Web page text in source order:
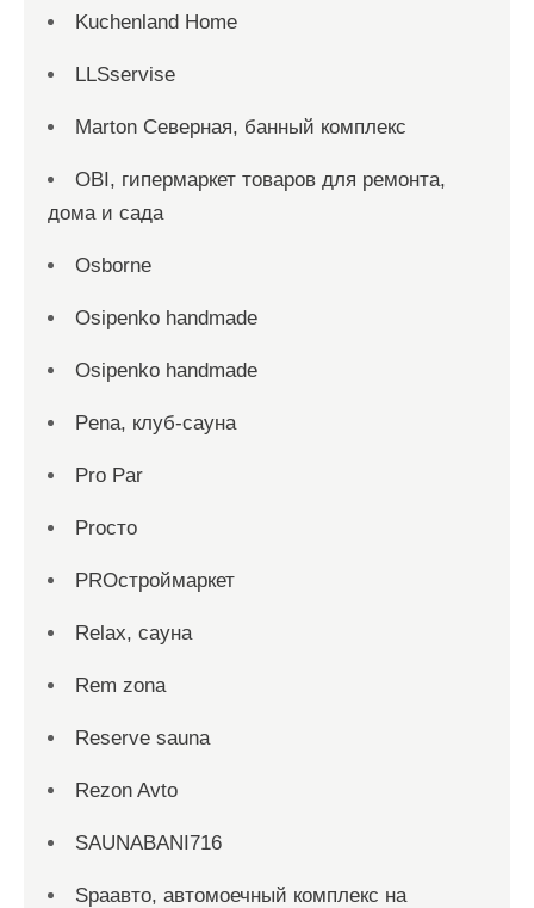
Kuchenland Home
LLSservise
Marton Северная, банный комплекс
OBI, гипермаркет товаров для ремонта,
дома и сада
Osborne
Osipenko handmade
Osipenko handmade
Pena, клуб-сауна
Pro Par
Proсто
PROстроймаркет
Relax, сауна
Rem zona
Reserve sauna
Rezon Avto
SAUNABANI716
Spaавто, автомоечный комплекс на